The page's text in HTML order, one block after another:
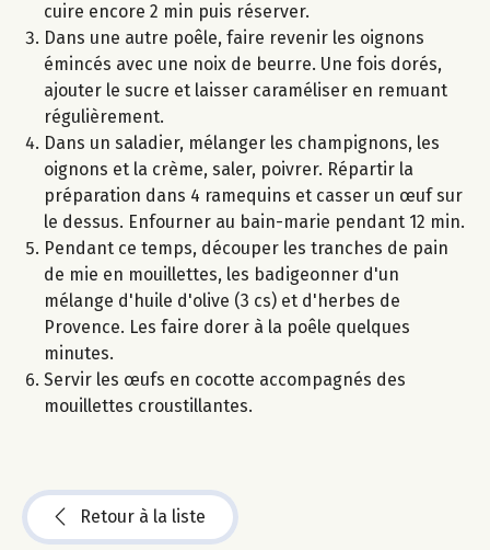
cuire encore 2 min puis réserver.
Dans une autre poêle, faire revenir les oignons
émincés avec une noix de beurre. Une fois dorés,
ajouter le sucre et laisser caraméliser en remuant
régulièrement.
Dans un saladier, mélanger les champignons, les
oignons et la crème, saler, poivrer. Répartir la
préparation dans 4 ramequins et casser un œuf sur
le dessus. Enfourner au bain-marie pendant 12 min.
Pendant ce temps, découper les tranches de pain
de mie en mouillettes, les badigeonner d'un
mélange d'huile d'olive (3 cs) et d'herbes de
Provence. Les faire dorer à la poêle quelques
minutes.
Servir les œufs en cocotte accompagnés des
mouillettes croustillantes.
Retour à la liste